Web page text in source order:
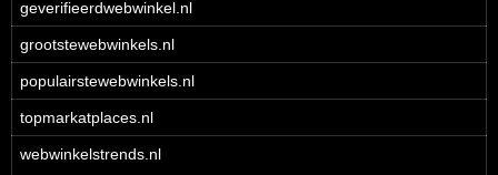
geverifieerdwebwinkel.nl
grootstewebwinkels.nl
populairstewebwinkels.nl
topmarkatplaces.nl
webwinkelstrends.nl